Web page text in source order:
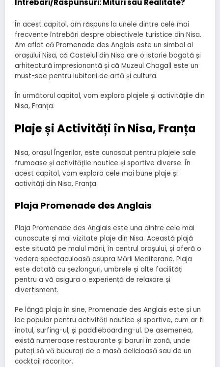
Intrebari/Raspunsuri: Mituri sau Realitate?
În acest capitol, am răspuns la unele dintre cele mai
frecvente întrebări despre obiectivele turistice din Nisa.
Am aflat că Promenade des Anglais este un simbol al
orașului Nisa, că Castelul din Nisa are o istorie bogată și
arhitectură impresionantă și că Muzeul Chagall este un
must-see pentru iubitorii de artă și cultura.
În următorul capitol, vom explora plajele și activitățile din
Nisa, Franța.
Plaje și Activități în Nisa, Franța
Nisa, orașul Îngerilor, este cunoscut pentru plajele sale
frumoase și activitățile nautice și sportive diverse. În
acest capitol, vom explora cele mai bune plaje și
activități din Nisa, Franța.
Plaja Promenade des Anglais
Plaja Promenade des Anglais este una dintre cele mai
cunoscute și mai vizitate plaje din Nisa. Această plajă
este situată pe malul mării, în centrul orașului, și oferă o
vedere spectaculoasă asupra Mării Mediterane. Plaja
este dotată cu șezlonguri, umbrele și alte facilități
pentru a vă asigura o experiență de relaxare și
divertisment.
Pe lângă plaja în sine, Promenade des Anglais este și un
loc popular pentru activități nautice și sportive, cum ar fi
înotul, surfing-ul, și paddleboarding-ul. De asemenea,
există numeroase restaurante și baruri în zonă, unde
puteți să vă bucurați de o masă delicioasă sau de un
cocktail răcoritor.